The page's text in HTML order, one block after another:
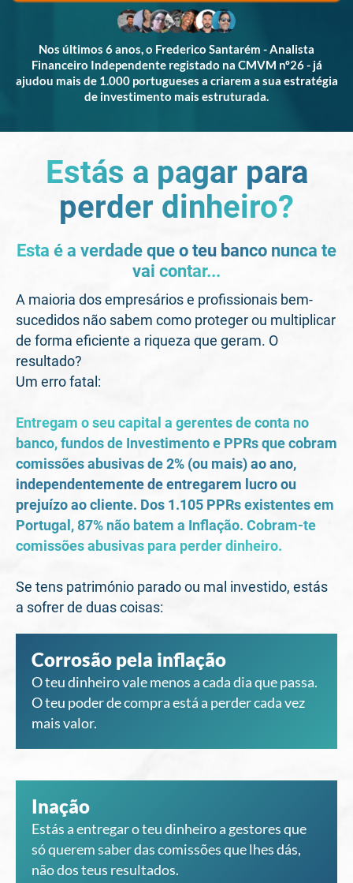
Nos últimos 6 anos, o Frederico Santarém - Analista
Financeiro Independente registado na CMVM nº26 - já
ajudou mais de 1.000 portugueses a criarem a sua estratégia
de investimento mais estruturada.
Estás a pagar para
perder dinheiro?
Esta é a verdade que o teu banco nunca te
vai contar...
A maioria dos empresários e profissionais bem-
sucedidos não sabem como proteger ou multiplicar
de forma eficiente a riqueza que geram. O
resultado?
Um erro fatal:
Entregam o seu capital a gerentes de conta no
banco, fundos de Investimento e PPRs que cobram
comissões abusivas de 2% (ou mais) ao ano,
independentemente de entregarem lucro ou
prejuízo ao cliente. Dos 1.105 PPRs existentes em
Portugal, 87% não batem a Inflação. Cobram-te
comissões abusivas para perder dinheiro.
Se tens património parado ou mal investido, estás
a sofrer de duas coisas:
Corrosão pela inflação
O teu dinheiro vale menos a cada dia que passa.
O teu poder de compra está a perder cada vez
mais valor.
Inação
Estás a entregar o teu dinheiro a gestores que
só querem saber das comissões que lhes dás,
não dos teus resultados.